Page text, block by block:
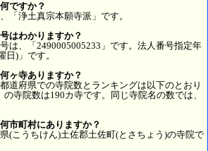
ですか？
「浄土真宗本願寺派」です。
はわかりますか？
は、「2490005005233」です。法人番号指定年
日)」です。
ヶ寺ありますか？
道府県での寺院数とランキングは以下のとおり
寺院数は190カ寺です。同じ寺院名の数では、
市町村にありますか？
(こうちけん)土佐郡土佐町(とさちょう)の寺院で